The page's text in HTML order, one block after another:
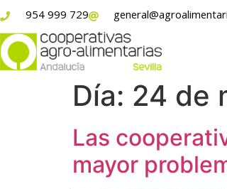
954 999 729
Día: 24 de
Las
mayor